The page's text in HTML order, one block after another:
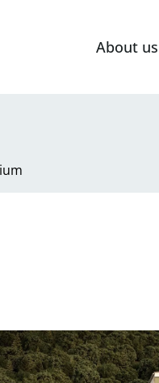
About us
to page An den Mühlen